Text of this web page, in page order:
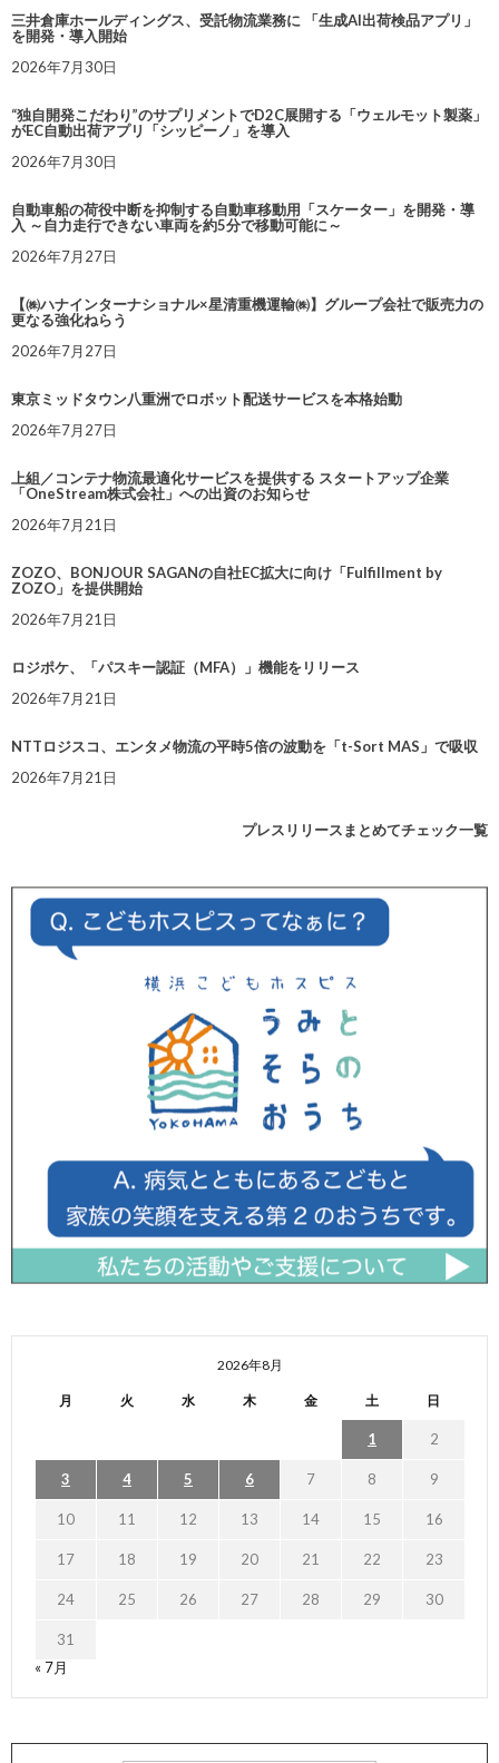
三井倉庫ホールディングス、受託物流業務に 「生成AI出荷検品アプリ」
を開発・導入開始
2026年7月30日
“独自開発こだわり”のサプリメントでD2C展開する「ウェルモット製薬」
がEC自動出荷アプリ「シッピーノ」を導入
2026年7月30日
自動車船の荷役中断を抑制する自動車移動用「スケーター」を開発・導
入 ～自力走行できない車両を約5分で移動可能に～
2026年7月27日
【㈱ハナインターナショナル×星清重機運輸㈱】グループ会社で販売力の
更なる強化ねらう
2026年7月27日
東京ミッドタウン八重洲でロボット配送サービスを本格始動
2026年7月27日
上組／コンテナ物流最適化サービスを提供する スタートアップ企業
「OneStream株式会社」への出資のお知らせ
2026年7月21日
ZOZO、BONJOUR SAGANの自社EC拡大に向け「Fulfillment by
ZOZO」を提供開始
2026年7月21日
ロジポケ、「パスキー認証（MFA）」機能をリリース
2026年7月21日
NTTロジスコ、エンタメ物流の平時5倍の波動を「t-Sort MAS」で吸収
2026年7月21日
プレスリリースまとめてチェック一覧
2026年8月
月 火 水 木 金 土 日
1 2
3 4 5 6 7 8 9
10 11 12 13 14 15 16
17 18 19 20 21 22 23
24 25 26 27 28 29 30
31
« 7月